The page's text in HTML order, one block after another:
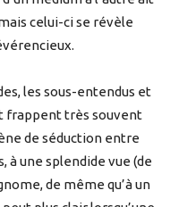
celui-ci se révèle
les sous-entendus et
frappent très souvent
de séduction entre
à une splendide vue (de
de même qu’à un